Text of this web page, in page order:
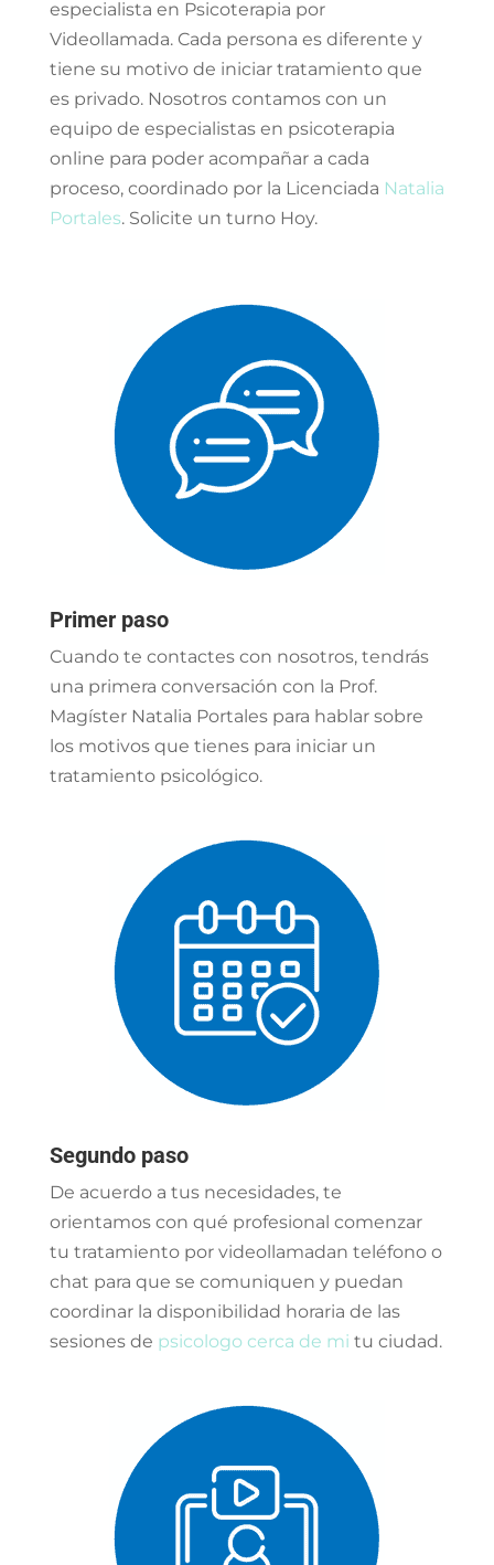
especialista en Psicoterapia por
Videollamada. Cada persona es diferente y
tiene su motivo de iniciar tratamiento que
es privado. Nosotros contamos con un
equipo de especialistas en psicoterapia
online para poder acompañar a cada
proceso, coordinado por la Licenciada Natalia
Portales. Solicite un turno Hoy.
Primer paso
Cuando te contactes con nosotros, tendrás
una primera conversación con la Prof.
Magíster Natalia Portales para hablar sobre
los motivos que tienes para iniciar un
tratamiento psicológico.
Segundo paso
De acuerdo a tus necesidades, te
orientamos con qué profesional comenzar
tu tratamiento por videollamadan teléfono o
chat para que se comuniquen y puedan
coordinar la disponibilidad horaria de las
sesiones de psicologo cerca de mi tu ciudad.